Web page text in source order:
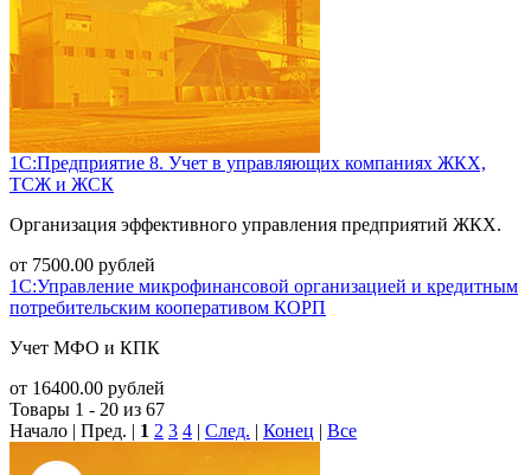
1С:Предприятие 8. Учет в управляющих компаниях ЖКХ,
ТСЖ и ЖСК
Организация эффективного управления предприятий ЖКХ.
от 7500.00 рублей
1С:Управление микрофинансовой организацией и кредитным
потребительским кооперативом КОРП
Учет МФО и КПК
от 16400.00 рублей
Товары 1 - 20 из 67
Начало | Пред. | 1 2 3 4 | След. | Конец | Все